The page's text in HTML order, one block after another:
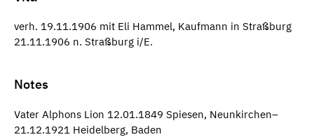
verh. 19.11.1906 mit Eli Hammel, Kaufmann in Straßburg
21.11.1906 n. Straßburg i/E.
Notes
Vater Alphons Lion 12.01.1849 Spiesen, Neunkirchen–
21.12.1921 Heidelberg, Baden